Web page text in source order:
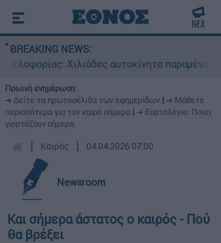
BREAKING NEWS:
Χιλιάδες αυτοκίνητα παραμένουν
Πρωινή ενημέρωση:
➔ Δείτε τα πρωτοσέλιδα των εφημερίδων
➔ Μάθετε
περισσότερα για τον καιρό σήμερα
➔ Εορτολόγιο: Ποιοι
γιορτάζουν σήμερα
┋ Καιρός ┋ 04.04.2026 07:00
Newsroom
Και σήμερα άστατος ο καιρός - Πού
θα βρέξει